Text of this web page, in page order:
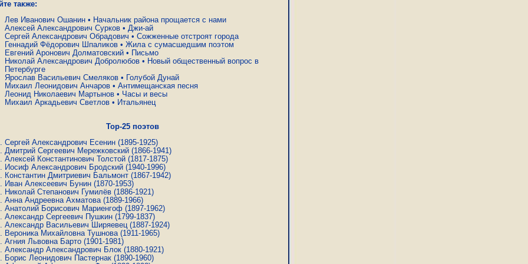
также:
Лев Иванович Ошанин • Начальник района прощается с нами
Алексей Александрович Сурков • Джи-ай
Сергей Александрович Обрадович • Сожженные отстроят города
Геннадий Фёдорович Шпаликов • Жила с сумасшедшим поэтом
Евгений Аронович Долматовский • Письмо
Николай Александрович Добролюбов • Новый общественный вопрос в
Петербурге
Ярослав Васильевич Смеляков • Голубой Дунай
Михаил Леонидович Анчаров • Антимещанская песня
Леонид Николаевич Мартынов • Часы и весы
Михаил Аркадьевич Светлов • Итальянец
Top-25 поэтов
Сергей Александрович Есенин (1895-1925)
Дмитрий Сергеевич Мережковский (1866-1941)
Алексей Константинович Толстой (1817-1875)
Иосиф Александрович Бродский (1940-1996)
Константин Дмитриевич Бальмонт (1867-1942)
Иван Алексеевич Бунин (1870-1953)
Николай Степанович Гумилёв (1886-1921)
Анна Андреевна Ахматова(1889-1966)
Анатолий Борисович Мариенгоф (1897-1962)
Александр Сергеевич Пушкин (1799-1837)
Александр Васильевич Ширяевец(1887-1924)
Вероника Михайловна Тушнова(1911-1965)
Агния Львовна Барто (1901-1981)
Александр Александрович Блок (1880-1921)
Борис Леонидович Пастернак (1890-1960)